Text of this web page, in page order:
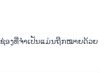
ຊ່ອງທີ່ຈຳເປັນແມ່ນຖືກໝາຍດ້ວຍ